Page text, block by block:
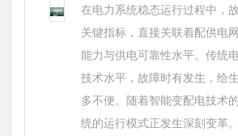
在电力系统稳态运行过程中，
关键指标，直接关联着配供电
能力与供电可靠性水平。传统
技术水平，故障时有发生，给
多不便。随着智能变配电技术
统的运行模式正发生深刻变革